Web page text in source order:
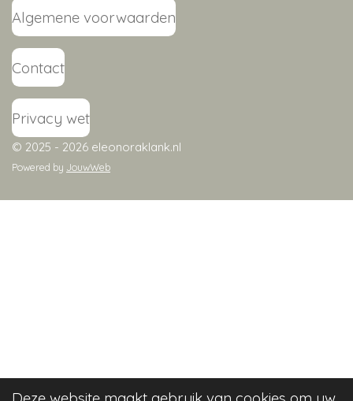
Algemene voorwaarden
Contact
Privacy wet
© 2025 - 2026 eleonoraklank.nl
Powered by JouwWeb